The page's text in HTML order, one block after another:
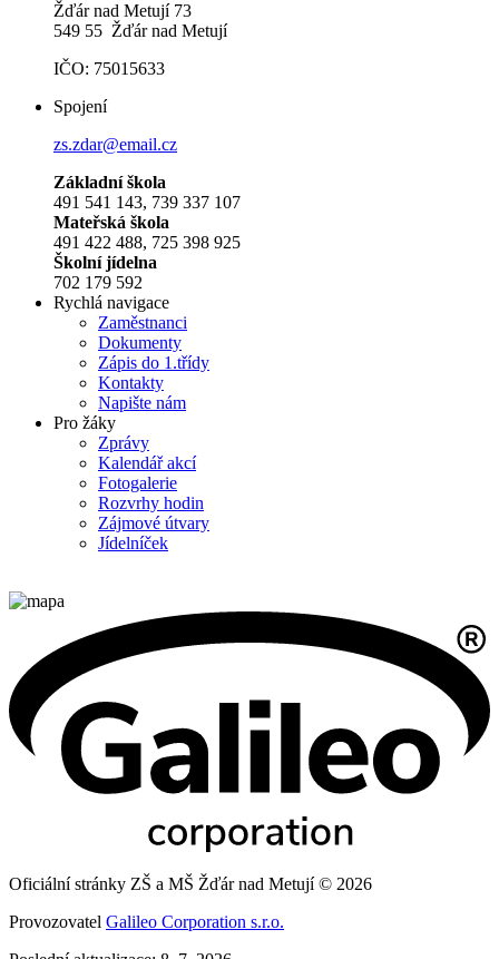
Žďár nad Metují 73
549 55 Žďár nad Metují
IČO: 75015633
Spojení
zs.zdar@email.cz
Základní škola
491 541 143, 739 337 107
Mateřská škola
491 422 488, 725 398 925
Školní jídelna
702 179 592
Rychlá navigace
Zaměstnanci
Dokumenty
Zápis do 1.třídy
Kontakty
Napište nám
Pro žáky
Zprávy
Kalendář akcí
Fotogalerie
Rozvrhy hodin
Zájmové útvary
Jídelníček
Oficiální stránky ZŠ a MŠ Žďár nad Metují © 2026
Provozovatel Galileo Corporation s.r.o.